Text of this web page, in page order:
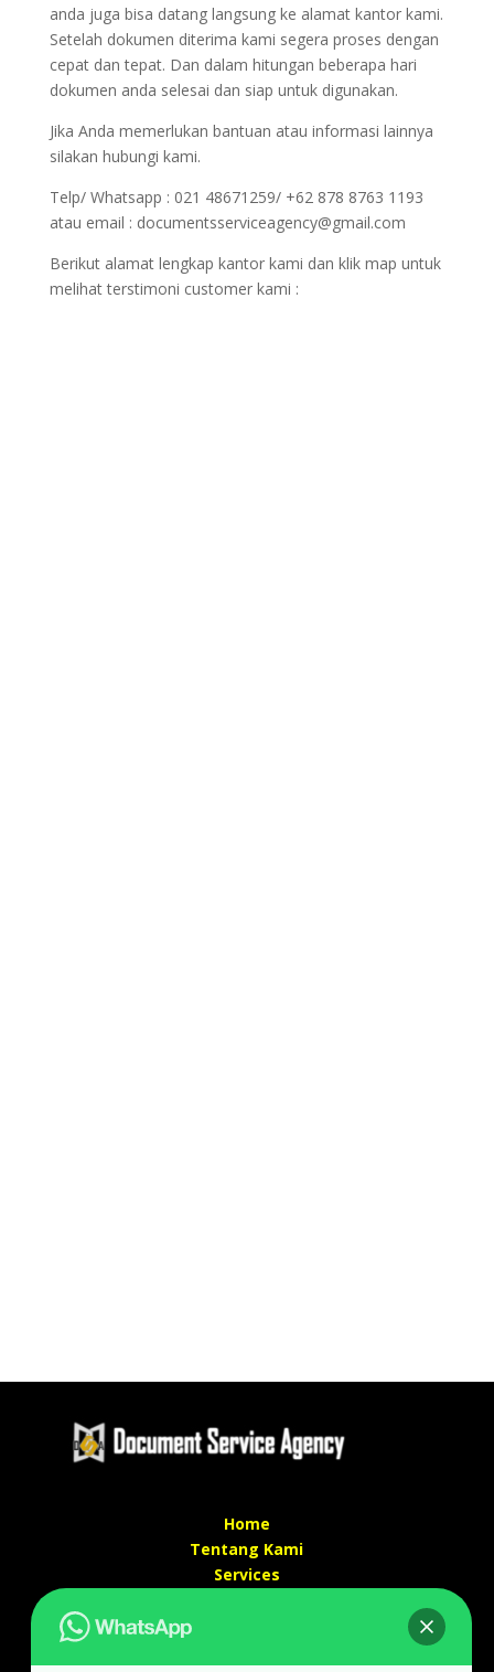
anda juga bisa datang langsung ke alamat kantor kami.
Setelah dokumen diterima kami segera proses dengan
cepat dan tepat. Dan dalam hitungan beberapa hari
dokumen anda selesai dan siap untuk digunakan.
Jika Anda memerlukan bantuan atau informasi lainnya
silakan hubungi kami.
Telp/ Whatsapp : 021 48671259/ +62 878 8763 1193
atau email : documentsserviceagency@gmail.com
Berikut alamat lengkap kantor kami dan klik map untuk
melihat terstimoni customer kami :
Home
Tentang Kami
Services